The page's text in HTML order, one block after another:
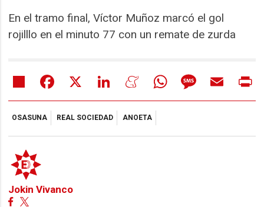
En el tramo final, Víctor Muñoz marcó el gol
rojilllo en el minuto 77 con un remate de zurda
Share Facebook LinkedIn MeneameWhatsAppMessageEmail
OSASUNA REAL SOCIEDAD ANOETA
Jokin Vivanco